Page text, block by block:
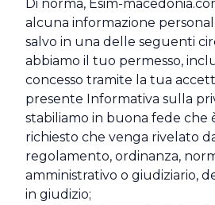
Di norma, Esim-
alcuna informazione
salvo in una delle seguenti
abbiamo il tuo permesso,
concesso tramite la tua
presente Informativa sulla
stabiliamo in buona fede che
richiesto che venga rivelato
regolamento, ordinanza,
amministrativo o giudiziario,
in giudizio;